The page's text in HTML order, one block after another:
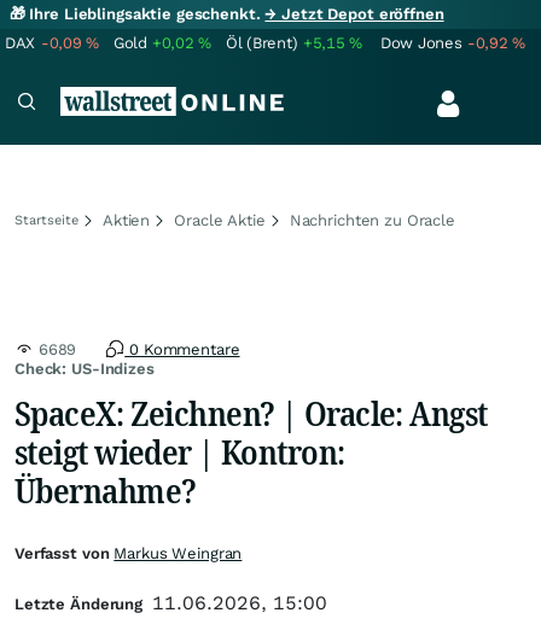
🎁 Ihre Lieblingsaktie geschenkt.→ Jetzt Depot eröffnen
DAX -0,09% Gold +0,02% Öl (Brent) +5,15% Dow Jones -0,92%
Startseite Aktien Oracle Aktie Nachrichten zu Oracle
Check: US-Indizes
6689 0 Kommentare
SpaceX: Zeichnen? | Oracle: Angst
steigt wieder | Kontron:
Übernahme?
Verfasst von Markus Weingran
Letzte Änderung 11.06.2026, 15:00